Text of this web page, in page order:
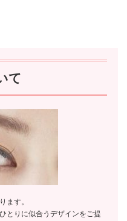
て
ます。
とりに似合うデザインをご提